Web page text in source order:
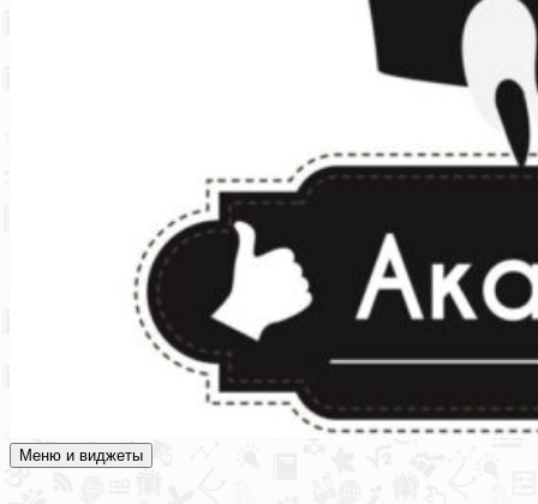
Академия СОВА
Подготовка к ЕГЭ, ОГЭ, ВПР, МЦКО, СтатГрад, КДР, ВОШ,
Меню и виджеты